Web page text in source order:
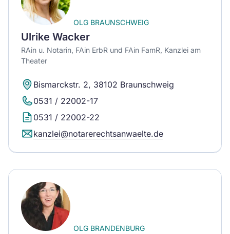
OLG BRAUNSCHWEIG
Ulrike Wacker
RAin u. Notarin, FAin ErbR und FAin FamR, Kanzlei am
Theater
Bismarckstr. 2, 38102 Braunschweig
0531 / 22002-17
0531 / 22002-22
kanzlei@notarerechtsanwaelte.de
OLG BRANDENBURG